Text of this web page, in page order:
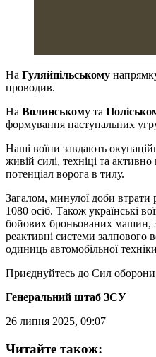
На Гуляйпільському
проводив.
На Волинському та
формування наступальних
Наші воїни завдають
живій силі, техніці та
потенціал ворога в тилу.
Загалом, минулої доби втрати
1080 осіб. Також українські
бойових броньованих машин,
реактивні системи
одиниць автомобільної
Приєднуйтесь до Сил
Генеральний штаб ЗСУ
26 липня 2025, 09:07
Читайте також: